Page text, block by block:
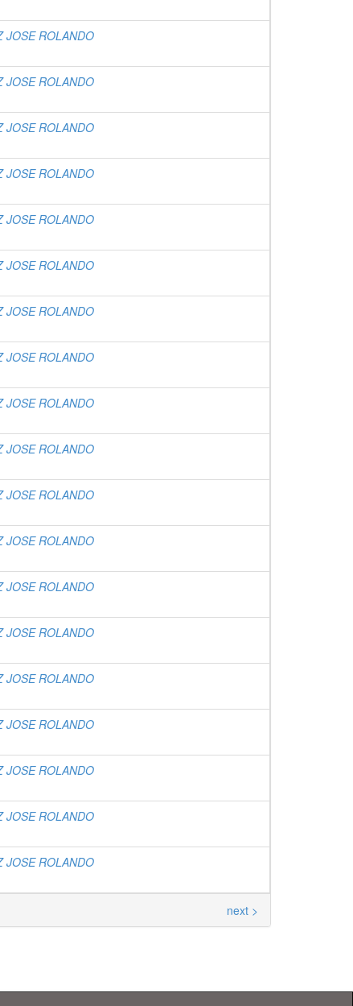
JOSE ROLANDO
JOSE ROLANDO
JOSE ROLANDO
JOSE ROLANDO
JOSE ROLANDO
JOSE ROLANDO
JOSE ROLANDO
JOSE ROLANDO
JOSE ROLANDO
JOSE ROLANDO
JOSE ROLANDO
JOSE ROLANDO
JOSE ROLANDO
JOSE ROLANDO
JOSE ROLANDO
JOSE ROLANDO
JOSE ROLANDO
JOSE ROLANDO
JOSE ROLANDO
next >